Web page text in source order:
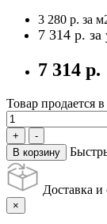
3 280 р. за
7 314 р. за
7 314 р.
Товар продается
В корзину
Доставка и
×